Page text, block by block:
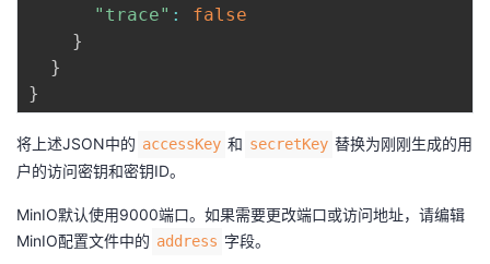
"trace" :
false
}
}
}
将上述JSON中的 accessKey 和 secretKey 替换为刚刚生成的用
户的访问密钥和密钥ID。
MinIO默认使用9000端口。如果需要更改端口或访问地址，请编辑
MinIO配置文件中的 address 字段。